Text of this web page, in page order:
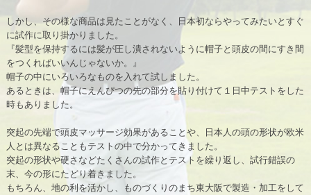
しかし、その様な商品は見たことがなく、日本初ならやってみたいとすぐ
に試作に取り掛かりました。
『髪型を保持するには髪が圧し潰されないように帽子と頭皮の間にすき間
をつくればいいんじゃないか。』
帽子の中にいろいろなものを入れて試しました。
あるときは、帽子にえんぴつの先の部分を貼り付けて１日中テストをした
時もありました。
突起の先端で頭皮マッサージ効果があることや、日本人の頭の形状が欧米
人とは異なることもテストの中で分かってきました。
突起の形状や硬さなどたくさんの試作とテストを繰り返し、試行錯誤の
末、今の形にたどり着きました。
もちろん、地の利を活かし、ものづくりのまち東大阪で製造・加工をして